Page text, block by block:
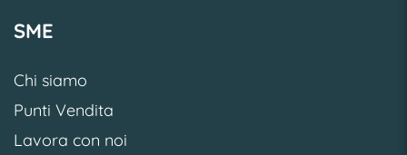
SME
Chi siamo
Punti Vendita
Lavora con noi